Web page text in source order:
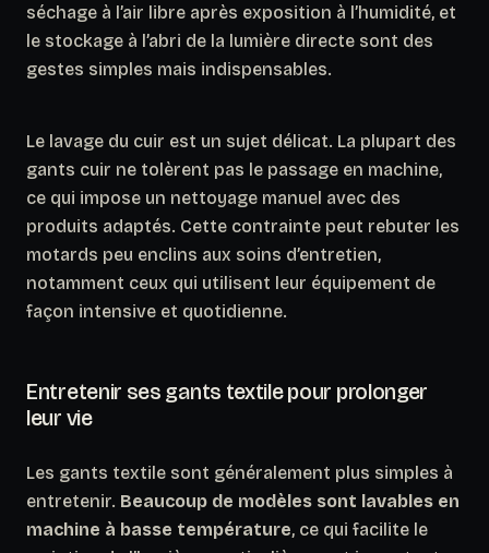
séchage à l’air libre après exposition à l’humidité, et
le stockage à l’abri de la lumière directe sont des
gestes simples mais indispensables.
Le lavage du cuir est un sujet délicat. La plupart des
gants cuir ne tolèrent pas le passage en machine,
ce qui impose un nettoyage manuel avec des
produits adaptés. Cette contrainte peut rebuter les
motards peu enclins aux soins d’entretien,
notamment ceux qui utilisent leur équipement de
façon intensive et quotidienne.
Entretenir ses gants textile pour prolonger
leur vie
Les gants textile sont généralement plus simples à
entretenir. Beaucoup de modèles sont lavables en
machine à basse température, ce qui facilite le